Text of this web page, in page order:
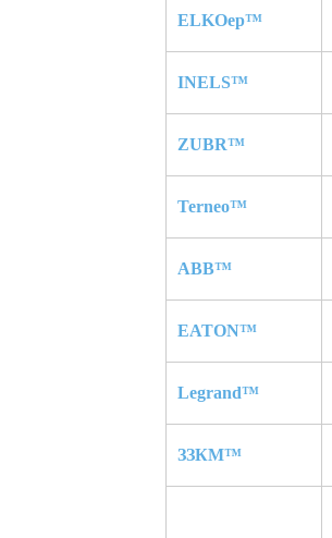
ELKOep™
INELS™
ZUBR™
Terneo™
ABB™
EATON™
Legrand™
ЗЗКМ™